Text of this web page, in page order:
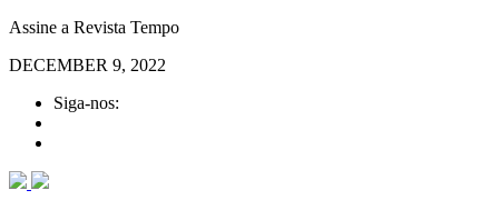
Assine a Revista Tempo
DECEMBER 9, 2022
Siga-nos: